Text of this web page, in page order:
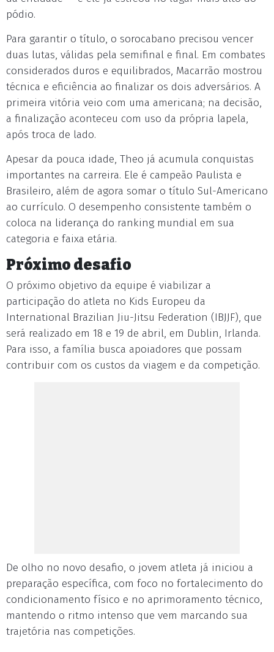
pódio.
Para garantir o título, o sorocabano precisou vencer
duas lutas, válidas pela semifinal e final. Em combates
considerados duros e equilibrados, Macarrão mostrou
técnica e eficiência ao finalizar os dois adversários. A
primeira vitória veio com uma americana; na decisão,
a finalização aconteceu com uso da própria lapela,
após troca de lado.
Apesar da pouca idade, Theo já acumula conquistas
importantes na carreira. Ele é campeão Paulista e
Brasileiro, além de agora somar o título Sul-Americano
ao currículo. O desempenho consistente também o
coloca na liderança do ranking mundial em sua
categoria e faixa etária.
Próximo desafio
O próximo objetivo da equipe é viabilizar a
participação do atleta no Kids Europeu da
International Brazilian Jiu-Jitsu Federation (IBJJF), que
será realizado em 18 e 19 de abril, em Dublin, Irlanda.
Para isso, a família busca apoiadores que possam
contribuir com os custos da viagem e da competição.
De olho no novo desafio, o jovem atleta já iniciou a
preparação específica, com foco no fortalecimento do
condicionamento físico e no aprimoramento técnico,
mantendo o ritmo intenso que vem marcando sua
trajetória nas competições.